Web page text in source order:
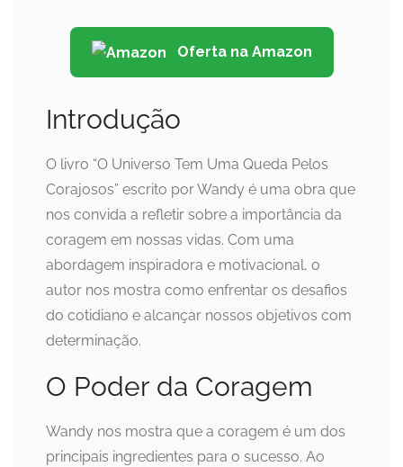
Oferta na Amazon
Introdução
O livro “O Universo Tem Uma Queda Pelos
Corajosos” escrito por Wandy é uma obra que
nos convida a refletir sobre a importância da
coragem em nossas vidas. Com uma
abordagem inspiradora e motivacional, o
autor nos mostra como enfrentar os desafios
do cotidiano e alcançar nossos objetivos com
determinação.
O Poder da Coragem
Wandy nos mostra que a coragem é um dos
principais ingredientes para o sucesso. Ao